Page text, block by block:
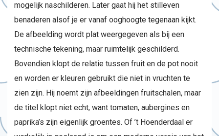
mogelijk naschilderen. Later gaat hij het stilleven
benaderen alsof je er vanaf ooghoogte tegenaan kijkt.
De afbeelding wordt plat weergegeven als bij een
technische tekening, maar ruimtelijk geschilderd.
Bovendien klopt de relatie tussen fruit en de pot nooit
en worden er kleuren gebruikt die niet in vruchten te
zien zijn. Hij noemt zijn afbeeldingen fruitschalen, maar
de titel klopt niet echt, want tomaten, aubergines en
paprika’s zijn eigenlijk groentes. Of ’t Hoenderdaal er